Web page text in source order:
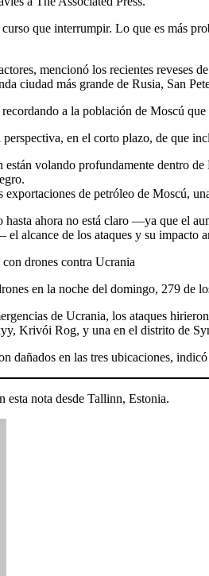
que interrumpir. Lo que es más
mencionó los recientes reveses
ciudad más grande de Rusia, San
a la población de Moscú
en el corto plazo, de que
volando profundamente dentro
exportaciones de petróleo de Moscú,
ahora no está claro —ya que el
alcance de los ataques y su impacto
drones contra Ucrania
en la noche del domingo, 279 de
de Ucrania, los ataques
Krivói Rog, y una en el distrito de
dañados en las tres ubicaciones,
nota desde Tallinn, Estonia.